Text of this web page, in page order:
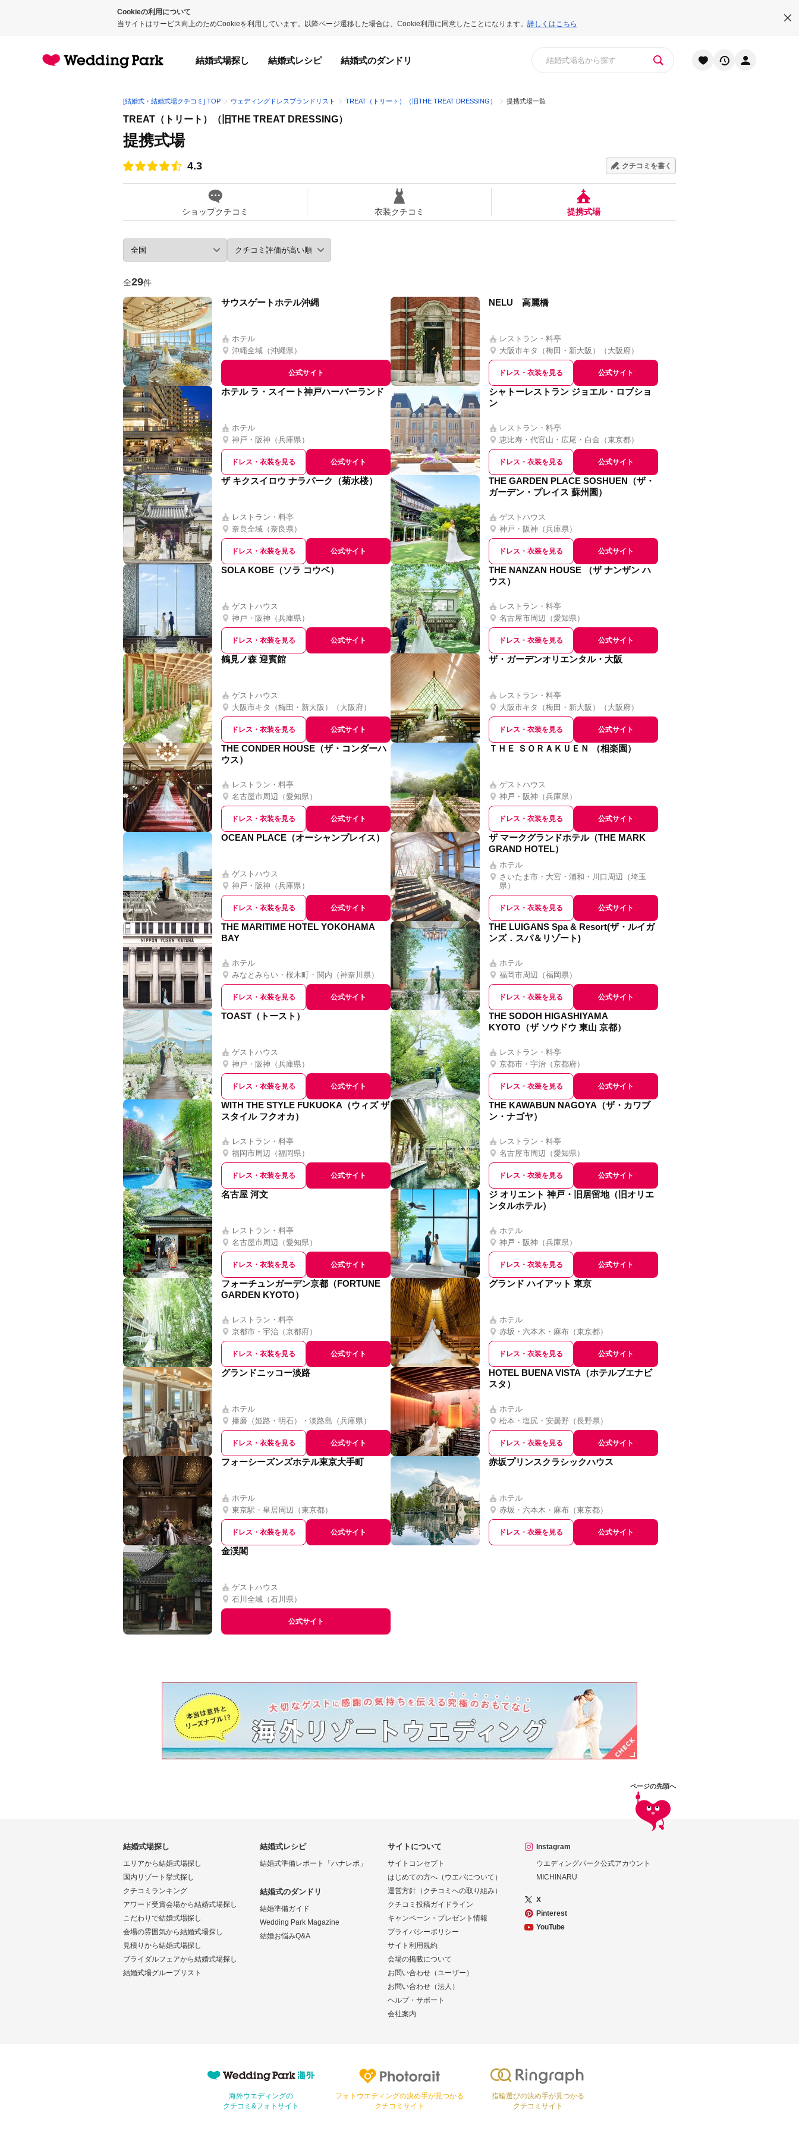
Cookieの利用について
当サイトはサービス向上のためCookieを利用しています。以降ページ遷移した場合は、Cookie利用に同意したことになります。 詳しくはこちら
結婚式場探し 結婚式レシピ 結婚式のダンドリ
[結婚式・結婚式場クチコミ] TOP ウェディングドレスブランドリスト TREAT（トリート）（旧THE TREAT DRESSING） 提携式場一覧
TREAT（トリート）（旧THE TREAT DRESSING）
提携式場
点数
4.3 クチコミを書く
ショップクチコミ 衣装クチコミ 提携式場
全29件
サウスゲートホテル沖縄
ホテル
沖縄全域 （沖縄県）
公式サイト
NELU 高麗橋
レストラン・料亭
大阪市キタ（梅田・新大阪）
（ 大阪府）
ドレス・衣装を見る 公式サイト
ホテル ラ・スイート神戸ハーバーランド
ホテル
神戸・阪神 （兵庫県）
ドレス・衣装を見る 公式サイト
シャトーレストラン ジョエル・ロブショ
ン
レストラン・料亭
恵比寿・代官山・広尾・白金 （東京都）
ドレス・衣装を見る 公式サイト
ザ キクスイロウ ナラパーク（菊水楼）
レストラン・料亭
奈良全域 （奈良県）
ドレス・衣装を見る 公式サイト
THE GARDEN PLACE SOSHUEN（ザ・
ガーデン・プレイス 蘇州園）
ゲストハウス
神戸・阪神 （兵庫県）
ドレス・衣装を見る 公式サイト
SOLA KOBE（ソラ コウベ）
ゲストハウス
神戸・阪神 （兵庫県）
ドレス・衣装を見る 公式サイト
THE NANZAN HOUSE （ザ ナンザン ハ
ウス）
レストラン・料亭
名古屋市周辺 （愛知県）
ドレス・衣装を見る 公式サイト
鶴見ノ森 迎賓館
ゲストハウス
大阪市キタ（梅田・新大阪）
（ 大阪府）
ドレス・衣装を見る 公式サイト
ザ・ガーデンオリエンタル・大阪
レストラン・料亭
大阪市キタ（梅田・新大阪）
（ 大阪府）
ドレス・衣装を見る 公式サイト
THE CONDER HOUSE（ザ・コンダーハ
ウス）
レストラン・料亭
名古屋市周辺 （愛知県）
ドレス・衣装を見る 公式サイト
ＴＨＥ ＳＯＲＡＫＵＥＮ （相楽園）
ゲストハウス
神戸・阪神 （兵庫県）
ドレス・衣装を見る 公式サイト
OCEAN PLACE（オーシャンプレイス）
ゲストハウス
神戸・阪神 （兵庫県）
ドレス・衣装を見る 公式サイト
ザ マークグランドホテル（THE MARK
GRAND HOTEL）
ホテル
さいたま市・大宮・浦和・川口周辺 （埼玉
県）
ドレス・衣装を見る 公式サイト
THE MARITIME HOTEL YOKOHAMA
BAY
ホテル
みなとみらい・桜木町・関内 （神奈川県）
ドレス・衣装を見る 公式サイト
THE LUIGANS Spa & Resort(ザ・ルイガ
ンズ．スパ＆リゾート)
ホテル
福岡市周辺 （福岡県）
ドレス・衣装を見る 公式サイト
TOAST（トースト）
ゲストハウス
神戸・阪神 （兵庫県）
ドレス・衣装を見る 公式サイト
THE SODOH HIGASHIYAMA
KYOTO（ザ ソウドウ 東山 京都）
レストラン・料亭
京都市・宇治 （京都府）
ドレス・衣装を見る 公式サイト
WITH THE STYLE FUKUOKA（ウィズ ザ
スタイル フクオカ）
レストラン・料亭
福岡市周辺 （福岡県）
ドレス・衣装を見る 公式サイト
THE KAWABUN NAGOYA（ザ・カワブ
ン・ナゴヤ）
レストラン・料亭
名古屋市周辺 （愛知県）
ドレス・衣装を見る 公式サイト
名古屋 河文
レストラン・料亭
名古屋市周辺 （愛知県）
ドレス・衣装を見る 公式サイト
ジ オリエント 神戸・旧居留地（旧オリエ
ンタルホテル）
ホテル
神戸・阪神 （兵庫県）
ドレス・衣装を見る 公式サイト
フォーチュンガーデン京都（FORTUNE
GARDEN KYOTO）
レストラン・料亭
京都市・宇治 （京都府）
ドレス・衣装を見る 公式サイト
グランド ハイアット 東京
ホテル
赤坂・六本木・麻布 （東京都）
ドレス・衣装を見る 公式サイト
グランドニッコー淡路
ホテル
播磨（姫路・明石）・淡路島 （兵庫県）
ドレス・衣装を見る 公式サイト
HOTEL BUENA VISTA（ホテルブエナビ
スタ）
ホテル
松本・塩尻・安曇野 （長野県）
ドレス・衣装を見る 公式サイト
フォーシーズンズホテル東京大手町
ホテル
東京駅・皇居周辺 （東京都）
ドレス・衣装を見る 公式サイト
赤坂プリンスクラシックハウス
ホテル
赤坂・六本木・麻布 （東京都）
ドレス・衣装を見る 公式サイト
金渓閣
ゲストハウス
石川全域 （石川県）
公式サイト
結婚式場探し
エリアから結婚式場探し
国内リゾート挙式探し
クチコミランキング
アワード受賞会場から結婚式場探し
こだわりで結婚式場探し
会場の雰囲気から結婚式場探し
見積りから結婚式場探し
ブライダルフェアから結婚式場探し
結婚式場グループリスト
結婚式レシピ
結婚式準備レポート「ハナレポ」
結婚式のダンドリ
結婚準備ガイド
Wedding Park Magazine
結婚お悩みQ&A
サイトについて
サイトコンセプト
はじめての方へ（ウエパについて）
運営方針（クチコミへの取り組み）
クチコミ投稿ガイドライン
キャンペーン・プレゼント情報
プライバシーポリシー
サイト利用規約
会場の掲載について
お問い合わせ（ユーザー）
お問い合わせ（法人）
ヘルプ・サポート
会社案内
Instagram
ウエディングパーク公式アカウント
MICHINARU
X
Pinterest
YouTube
ページの先頭へ
海外ウエディングの
クチコミ&フォトサイト
フォトウエディングの決め手が見つかる
クチコミサイト
指輪選びの決め手が見つかる
クチコミサイト